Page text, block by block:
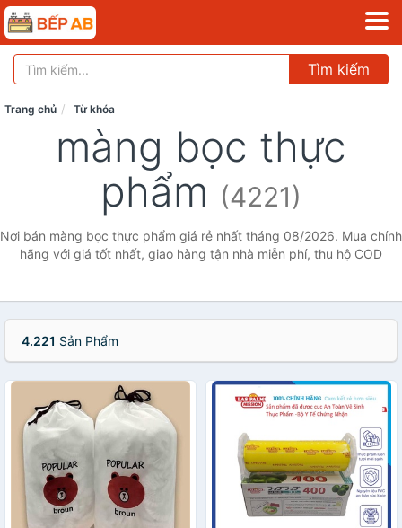
Tìm kiếm
Trang chủ Từ khóa
màng bọc thực
phẩm (4221)
Nơi bán màng bọc thực phẩm giá rẻ nhất tháng 08/2026. Mua chính
hãng với giá tốt nhất, giao hàng tận nhà miễn phí, thu hộ COD
4.221 Sản Phẩm